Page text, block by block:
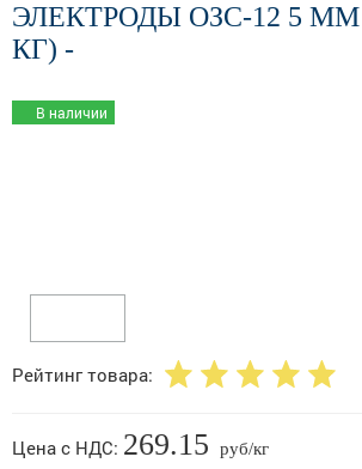
ЭЛЕКТРОДЫ ОЗС-12 5 ММ
КГ) -
В наличии
Рейтинг товара:
Цена с НДС: 269.15 руб/кг